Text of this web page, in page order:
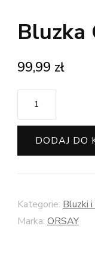
Bluzka
99,99 zł
ilość
Bluzka
ORSAY
DODAJ DO
Kategorie: Bluzki
Marka: ORSAY